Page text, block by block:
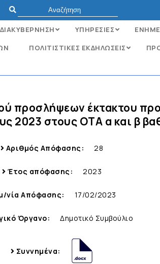
ΥΠΗΡΕΣΙΕΣ
ΠΟΛΙΤΙΣΤΙΚΕΣ ΕΚΔΗΛΩΣΕΙΣ
προσλήψεων έκτακτου
2023 στους ΟΤΑ α και β
Αριθμός Απόφασης: 28
Έτος απόφασης: 2023
νία Απόφασης: 17/02/2023
Όργανο: Δημοτικό Συμβούλιο
Συννημένα: